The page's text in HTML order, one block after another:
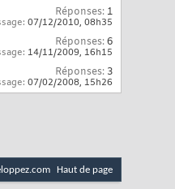
Réponses: 1
07/12/2010, 08h35
Réponses:6
14/11/2009, 16h15
Réponses: 3
07/02/2008, 15h26
Haut de page